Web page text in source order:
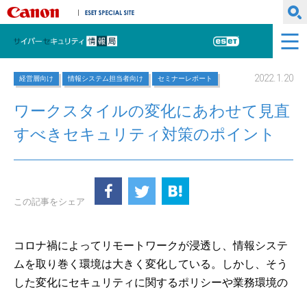
キヤノンマーケティングジャパン株式会社
サイバーセキュリティ情報局
ESET
経営層向け 情報システム担当者向け セミナーレポート 2022.1.20
ワークスタイルの変化にあわせて見直
すべきセキュリティ対策のポイント
この記事をシェア
コロナ禍によってリモートワークが浸透し、情報システ
ムを取り巻く環境は大きく変化している。しかし、そう
した変化にセキュリティに関するポリシーや業務環境の